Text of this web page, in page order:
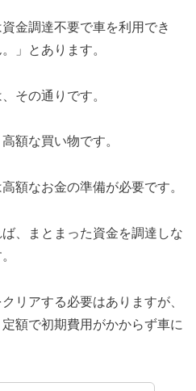
金調達不要で車を利用でき
」とあります。
その通りです。
額な買い物です。
額なお金の準備が必要です。
、まとまった資金を調達しな
リアする必要はありますが、
額で初期費用がかからず車に